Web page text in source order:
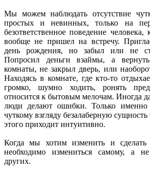
Мы можем наблюдать отсутствие
простых и невинных, только на
безответственное поведение
вообще не пришел на встречу.
день рождения, но забыл или не
Попросил деньги взаймы, а
комнаты, не закрыл дверь, или
Находясь в комнате, где кто-то
громко, шумно ходить, ронять
относится к бытовым мелочам. Иногда
люди делают ошибки. Только
чуткому взгляду безалаберную
этого приходит интуитивно.
Когда мы хотим изменить и
необходимо измениться самому, а
других.